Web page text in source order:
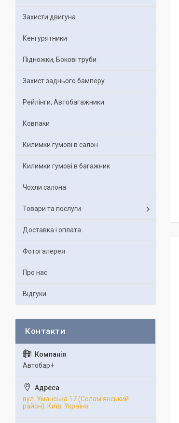
Захисти двигуна
Кенгурятники
Підножки, Бокові труби
Захист заднього бамперу
Рейлінги, Автобагажники
Ковпаки
Килимки гумові в салон
Килимки гумові в багажник
Чохли салона
Товари та послуги
Доставка і оплата
Фотогалерея
Про нас
Відгуки
Автобар+
вул. Уманська 17 (Солом'янський
район), Київ, Україна